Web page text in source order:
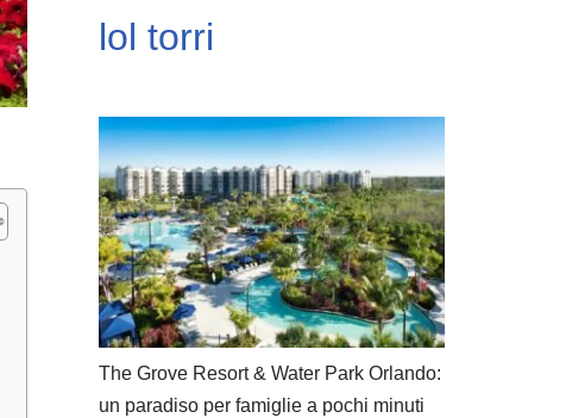
lol torri
The Grove Resort & Water Park Orlando:
un paradiso per famiglie a pochi minuti